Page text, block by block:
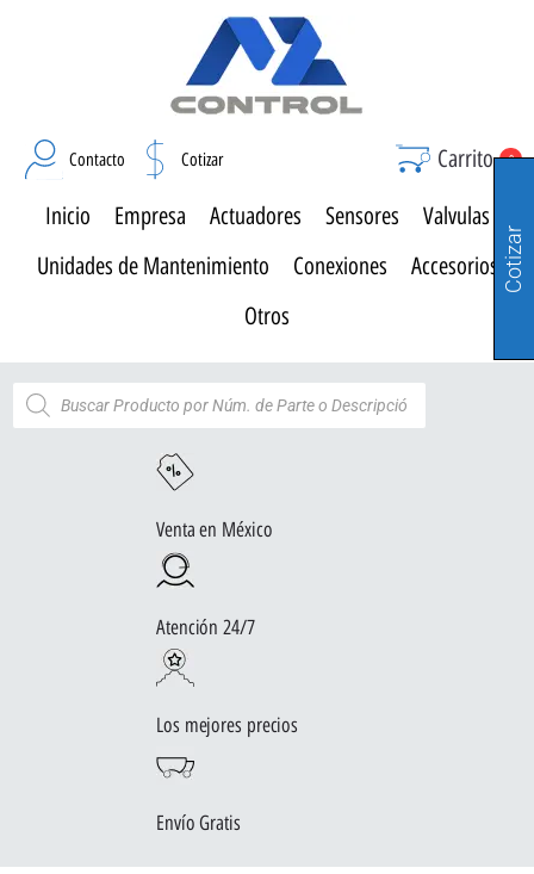
Contacto Cotizar Carrito 0
Inicio Empresa Actuadores Sensores
Valvulas
Unidades de Mantenimiento
Conexiones
Accesorios
Otros
Venta en México
Atención 24/7
Los mejores precios
Envío Gratis
Cotizar